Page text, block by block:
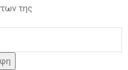
της